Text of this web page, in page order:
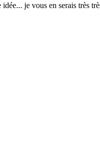
je vous en serais très